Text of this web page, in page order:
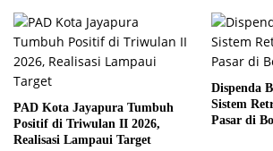
PAD Kota Jayapura Tumbuh
Positif di Triwulan II 2026,
Realisasi Lampaui Target
Dispenda
Sistem
Pasar di